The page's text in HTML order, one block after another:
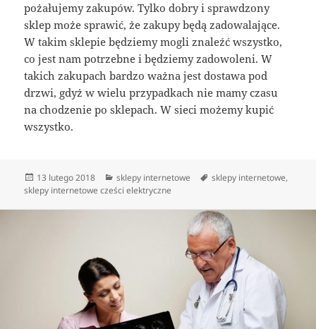
pożałujemy zakupów. Tylko dobry i sprawdzony
sklep może sprawić, że zakupy będą zadowalające.
W takim sklepie będziemy mogli znaleźć wszystko,
co jest nam potrzebne i będziemy zadowoleni. W
takich zakupach bardzo ważna jest dostawa pod
drzwi, gdyż w wielu przypadkach nie mamy czasu
na chodzenie po sklepach. W sieci możemy kupić
wszystko.
Data
publikacji
13 lutego 2018 Kategorie
sklepy internetowe Tagi
sklepy internetowe,
sklepy internetowe cześci elektryczne